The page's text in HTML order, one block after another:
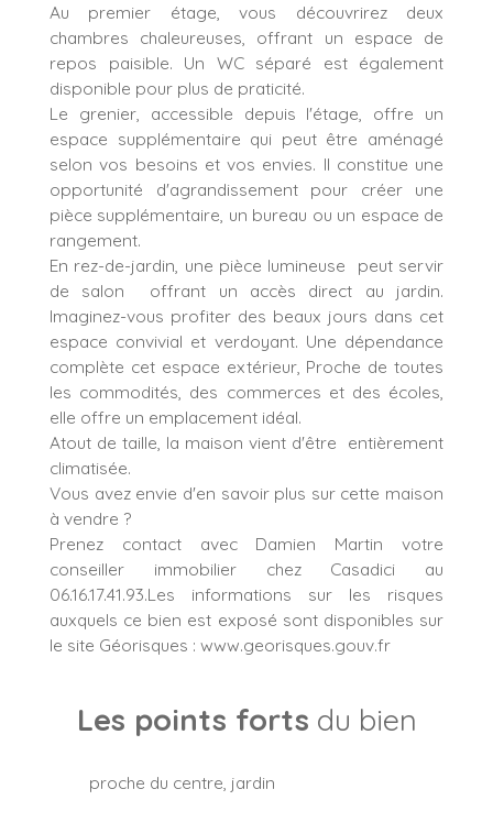
Au premier étage, vous découvrirez deux
chambres chaleureuses, offrant un espace de
repos paisible. Un WC séparé est également
disponible pour plus de praticité.
Le grenier, accessible depuis l'étage, offre un
espace supplémentaire qui peut être aménagé
selon vos besoins et vos envies. Il constitue une
opportunité d'agrandissement pour créer une
pièce supplémentaire, un bureau ou un espace de
rangement.
En rez-de-jardin, une pièce lumineuse peut servir
de salon offrant un accès direct au jardin.
Imaginez-vous profiter des beaux jours dans cet
espace convivial et verdoyant. Une dépendance
complète cet espace extérieur, Proche de toutes
les commodités, des commerces et des écoles,
elle offre un emplacement idéal.
Atout de taille, la maison vient d'être entièrement
climatisée.
Vous avez envie d'en savoir plus sur cette maison
à vendre ?
Prenez contact avec Damien Martin votre
conseiller immobilier chez Casadici au
06.16.17.41.93.Les informations sur les risques
auxquels ce bien est exposé sont disponibles sur
le site Géorisques : www.georisques.gouv.fr
Les points forts du bien
proche du centre, jardin